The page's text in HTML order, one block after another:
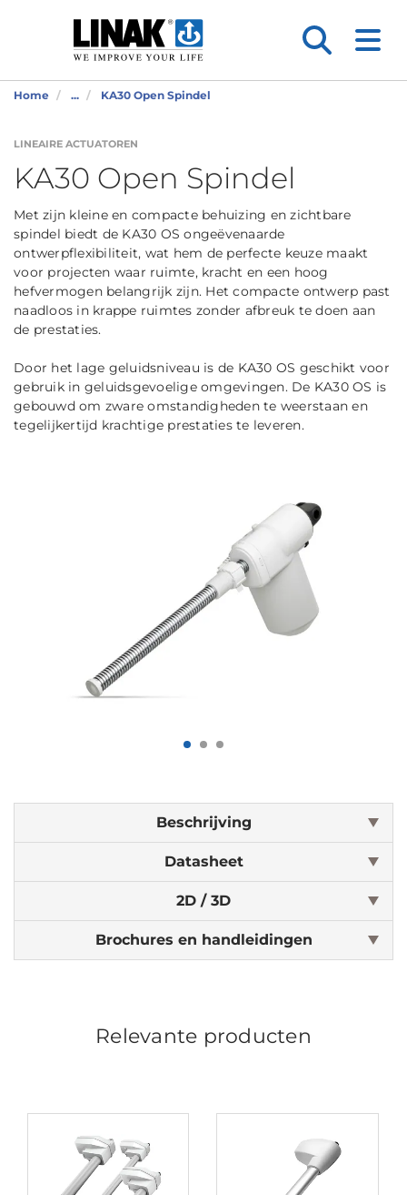
Home ... KA30 Open Spindel
LINEAIRE ACTUATOREN
KA30 Open Spindel
Met zijn kleine en compacte behuizing en zichtbare
spindel biedt de KA30 OS ongeëvenaarde
ontwerpflexibiliteit, wat hem de perfecte keuze maakt
voor projecten waar ruimte, kracht en een hoog
hefvermogen belangrijk zijn. Het compacte ontwerp past
naadloos in krappe ruimtes zonder afbreuk te doen aan
de prestaties.
Door het lage geluidsniveau is de KA30 OS geschikt voor
gebruik in geluidsgevoelige omgevingen. De KA30 OS is
gebouwd om zware omstandigheden te weerstaan en
tegelijkertijd krachtige prestaties te leveren.
Beschrijving
Datasheet
2D / 3D
Brochures en handleidingen
Relevante producten